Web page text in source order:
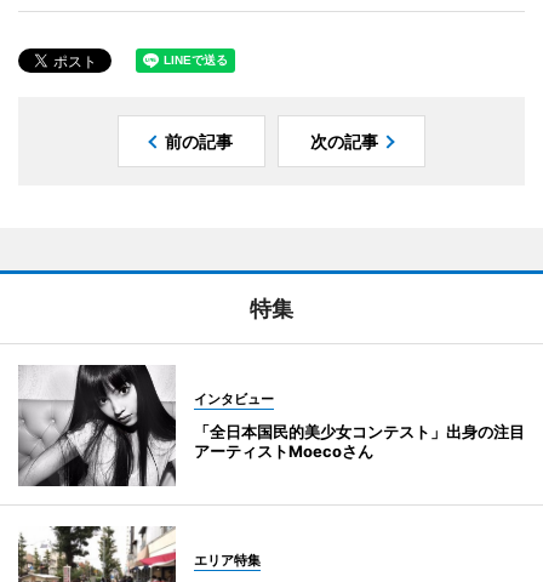
前の記事 次の記事
特集
インタビュー
「全日本国民的美少女コンテスト」出身の注目
アーティストMoecoさん
エリア特集